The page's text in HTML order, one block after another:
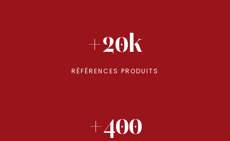
+20k
RÉFÉRENCES PRODUITS
+400